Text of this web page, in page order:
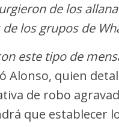
de los
los grupos de
este tipo de
Alonso, quien
de robo
que establecer